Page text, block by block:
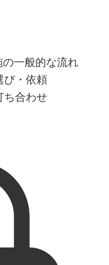
一般的な流れ
び・依頼
ち合わせ